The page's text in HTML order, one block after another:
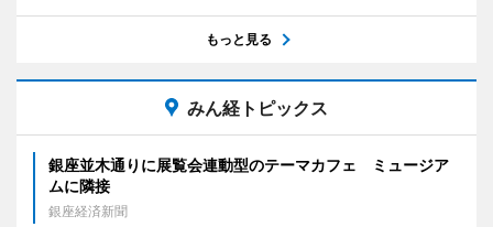
もっと見る
みん経トピックス
銀座並木通りに展覧会連動型のテーマカフェ ミュージア
ムに隣接
銀座経済新聞